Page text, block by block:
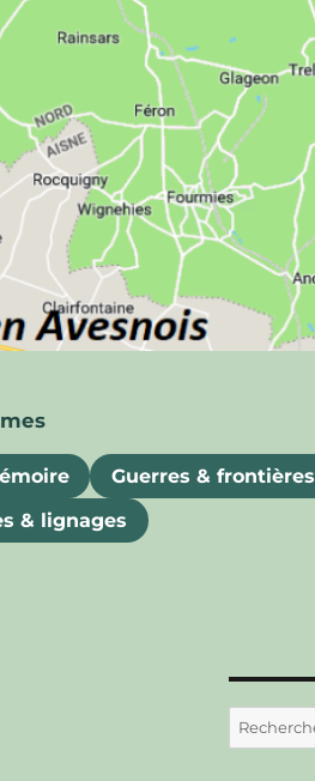
Guerres & frontières
& lignages
Recherche
pour :